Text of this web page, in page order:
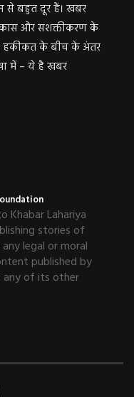
से बहुत दूर हैं। खबर
और सशक्तीकरण के
हकीकत के बीच के अंतर
में – ये है खबर
Khabar Lahariya
stories of
legal or moral
published by
any of its other